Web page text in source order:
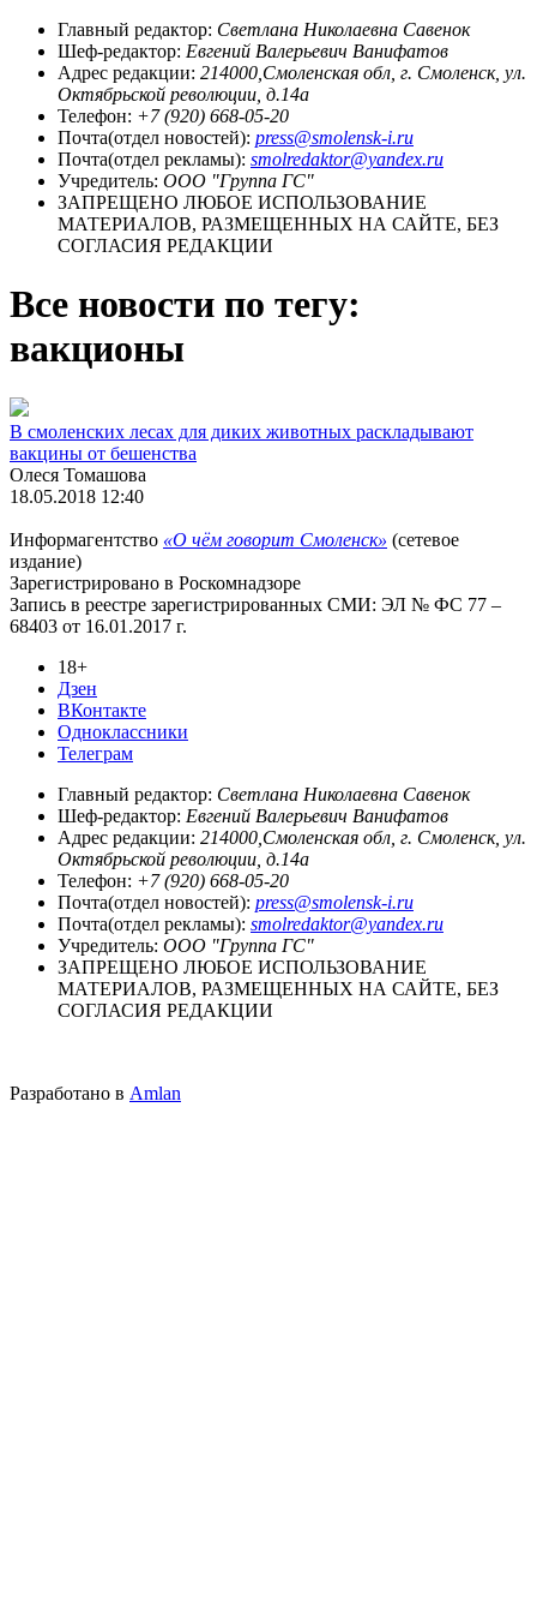
Главный редактор: Светлана Николаевна Савенок
Шеф-редактор: Евгений Валерьевич Ванифатов
Адрес редакции: 214000,Смоленская обл, г. Смоленск, ул.
Октябрьской революции, д.14а
Телефон: +7 (920) 668-05-20
Почта(отдел новостей): press@smolensk-i.ru
Почта(отдел рекламы): smolredaktor@yandex.ru
Учредитель: ООО "Группа ГС"
ЗАПРЕЩЕНО ЛЮБОЕ ИСПОЛЬЗОВАНИЕ
МАТЕРИАЛОВ, РАЗМЕЩЕННЫХ НА САЙТЕ, БЕЗ
СОГЛАСИЯ РЕДАКЦИИ
Все новости по тегу:
вакционы
В смоленских лесах для диких животных раскладывают
вакцины от бешенства
Олеся Томашова
18.05.2018 12:40
Информагентство «О чём говорит Смоленск» (сетевое
издание)
Зарегистрировано в Роскомнадзоре
Запись в реестре зарегистрированных СМИ: ЭЛ № ФС 77 –
68403 от 16.01.2017 г.
18+
Дзен
ВКонтакте
Одноклассники
Телеграм
Главный редактор: Светлана Николаевна Савенок
Шеф-редактор: Евгений Валерьевич Ванифатов
Адрес редакции: 214000,Смоленская обл, г. Смоленск, ул.
Октябрьской революции, д.14а
Телефон: +7 (920) 668-05-20
Почта(отдел новостей): press@smolensk-i.ru
Почта(отдел рекламы): smolredaktor@yandex.ru
Учредитель: ООО "Группа ГС"
ЗАПРЕЩЕНО ЛЮБОЕ ИСПОЛЬЗОВАНИЕ
МАТЕРИАЛОВ, РАЗМЕЩЕННЫХ НА САЙТЕ, БЕЗ
СОГЛАСИЯ РЕДАКЦИИ
Разработано в Amlan